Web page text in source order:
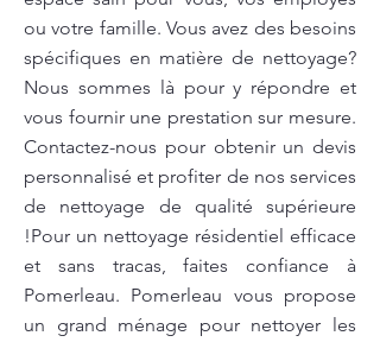
ou votre famille. Vous avez des besoins
spécifiques en matière de nettoyage?
Nous sommes là pour y répondre et
vous fournir une prestation sur mesure.
Contactez-nous pour obtenir un devis
personnalisé et profiter de nos services
de nettoyage de qualité supérieure
!Pour un nettoyage résidentiel efficace
et sans tracas, faites confiance à
Pomerleau. Pomerleau vous propose
un grand ménage pour nettoyer les